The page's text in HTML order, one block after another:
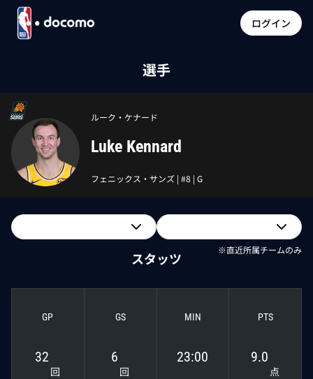
ログイン
選手
ルーク・ケナード
Luke Kennard
フェニックス・サンズ | #8 | G
スタッツ ※直近所属チームのみ
GP
32
回
GS
6
回
MIN
23:00
PTS
9.0
点